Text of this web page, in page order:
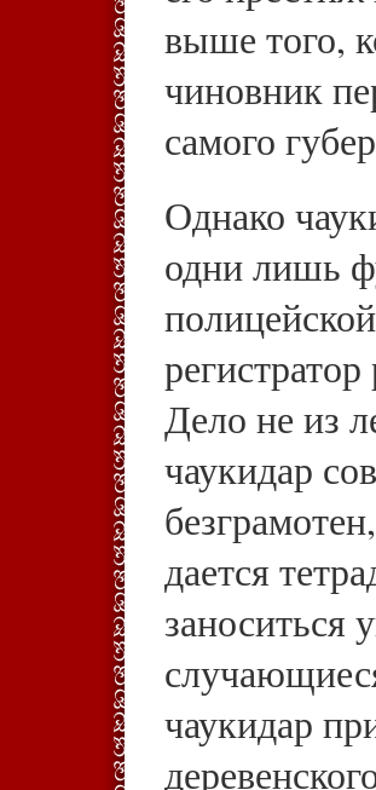
выше того,
чиновник
самого
Однако
одни лишь
Дело не из
чаукидар
дается
заноситься
чаукидар